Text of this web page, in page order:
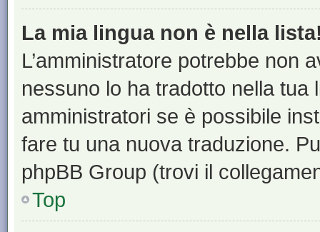
La mia lingua non è nella
L’amministratore potrebbe non
nessuno lo ha tradotto nella tua
amministratori se è possibile
fare tu una nuova traduzione.
phpBB Group (trovi il
Top